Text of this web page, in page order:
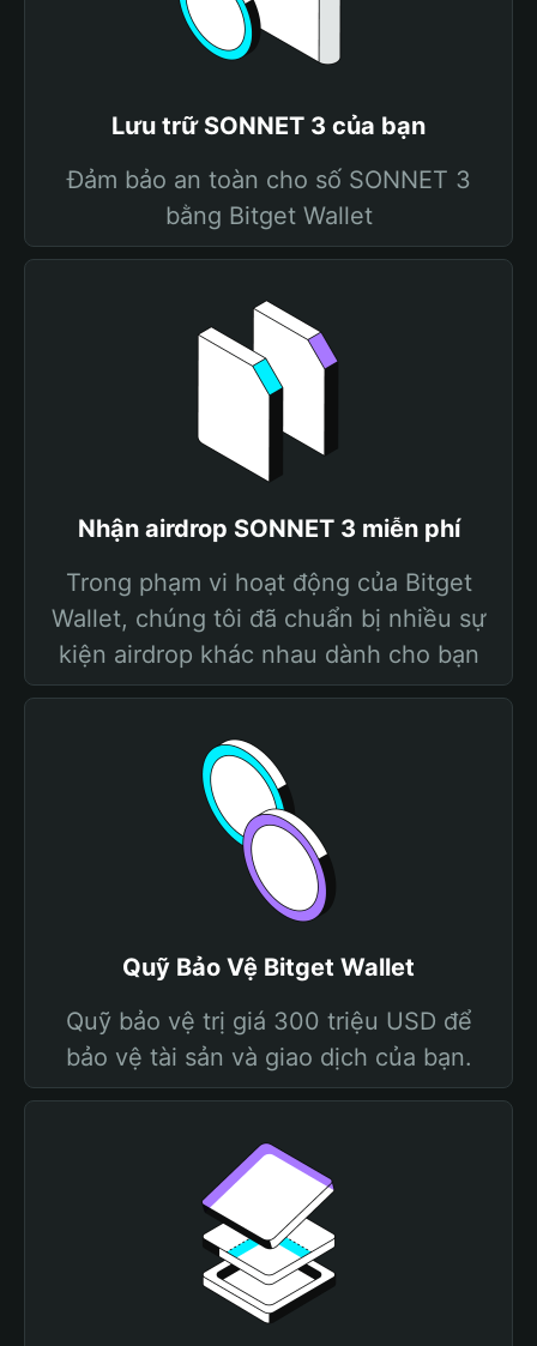
Lưu trữ SONNET 3 của bạn
Đảm bảo an toàn cho số SONNET 3
bằng Bitget Wallet
Nhận airdrop SONNET 3 miễn phí
Trong phạm vi hoạt động của Bitget
Wallet, chúng tôi đã chuẩn bị nhiều sự
kiện airdrop khác nhau dành cho bạn
Quỹ Bảo Vệ Bitget Wallet
Quỹ bảo vệ trị giá 300 triệu USD để
bảo vệ tài sản và giao dịch của bạn.